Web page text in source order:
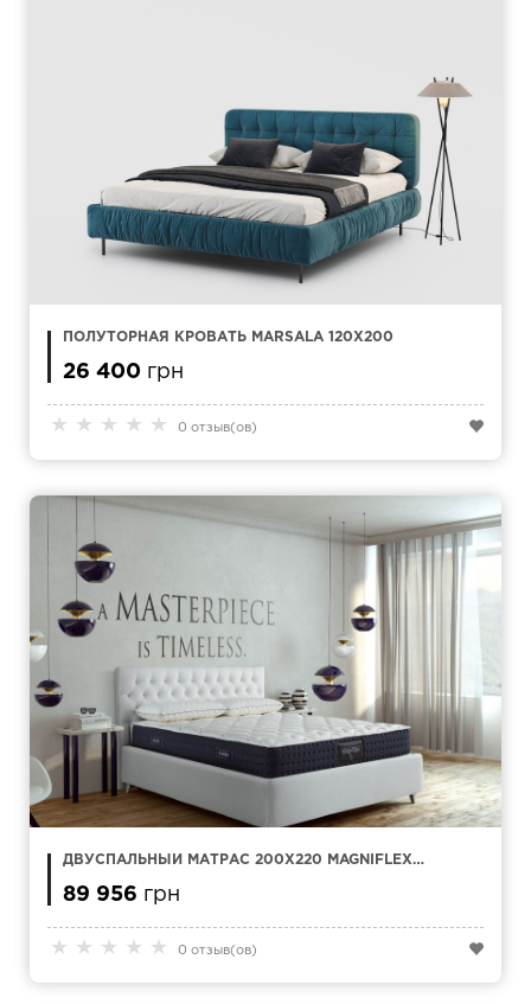
★ ★ ★ ★ ★ 0 отзыв(ов)
ПОЛУТОРНАЯ КРОВАТЬ MARSALA 120Х200
26 400 грн
★ ★ ★ ★ ★ 0 отзыв(ов)
ДВУСПАЛЬНЫЙ МАТРАС 200Х220 MAGNIFLEX
89 956 грн